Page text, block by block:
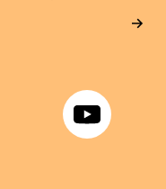
YouTube